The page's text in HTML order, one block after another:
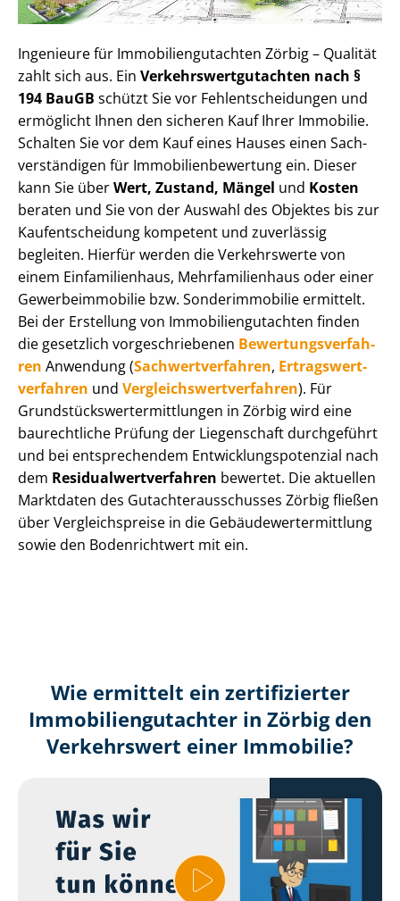
Ingenieure für Im­mo­bi­li­en­gut­ach­ten Zörbig – Qualität
zahlt sich aus. Ein Ver­kehrs­wert­gut­ach­ten nach §
194 BauGB schützt Sie vor Fehl­ent­schei­dun­gen und
ermöglicht Ihnen den sicheren Kauf Ihrer Immobilie.
Schalten Sie vor dem Kauf eines Hauses einen Sach­
ver­stän­di­gen für Im­mo­bi­li­en­be­wer­tung ein. Dieser
kann Sie überWert, Zustand, Mängel und Kosten
beraten und Sie von der Auswahl des Objektes bis zur
Kauf­ent­schei­dung kompetent und zuverlässig
begleiten. Hierfür werden die Verkehrswerte von
einem Einfamilienhaus, Mehr­fa­mi­li­en­haus oder einer
Ge­wer­be­im­mo­bi­lie bzw. Sonderimmobilie ermittelt.
Bei der Erstellung von Im­mo­bi­li­en­gut­ach­ten finden
die gesetzlich vor­ge­schrie­be­nen Be­wer­tungs­ver­fah­
ren Anwendung (Sach­wert­ver­fah­ren, Er­trags­wert­
ver­fah­ren und Ver­gleichs­wert­ver­fah­ren). Für
Grund­stücks­wert­ermitt­lun­gen in Zörbig wird eine
baurechtliche Prüfung der Liegenschaft durchgeführt
und bei entsprechendem Ent­wick­lungs­po­ten­zi­al nach
dem Re­si­du­al­wert­ver­fah­ren bewertet. Die aktuellen
Marktdaten des Gut­ach­ter­aus­schus­ses Zörbig fließen
über Ver­gleichs­prei­se in die Ge­bäu­de­wert­ermitt­lung
sowie den Bodenrichtwert mit ein.
Wie ermittelt ein zertifizierter
Immobilien­gutachter in Zörbig den
Verkehrswert einer Immobilie?